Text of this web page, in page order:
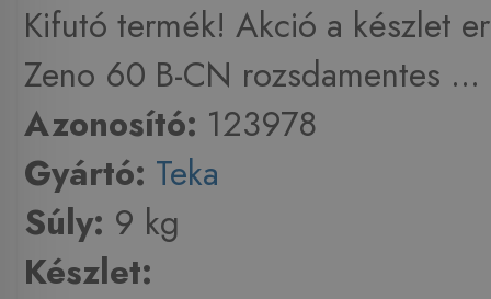
Kifutó termék! Akció a készlet
Zeno 60 B-CN rozsdamentes ...
Azonosító: 123978
Gyártó: Teka
Súly: 9 kg
Készlet: